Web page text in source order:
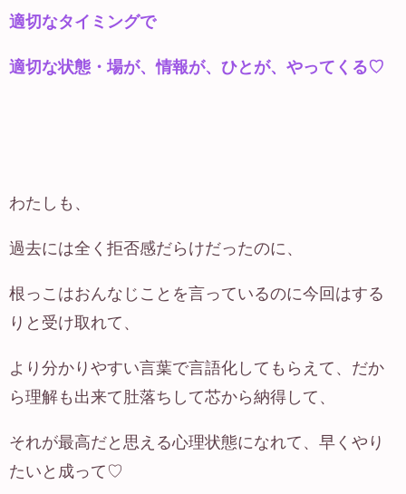
適切なタイミングで
適切な状態・場が、情報が、ひとが、やってくる♡
わたしも、
過去には全く拒否感だらけだったのに、
根っこはおんなじことを言っているのに今回はする
りと受け取れて、
より分かりやすい言葉で言語化してもらえて、だか
ら理解も出来て肚落ちして芯から納得して、
それが最高だと思える心理状態になれて、早くやり
たいと成って♡